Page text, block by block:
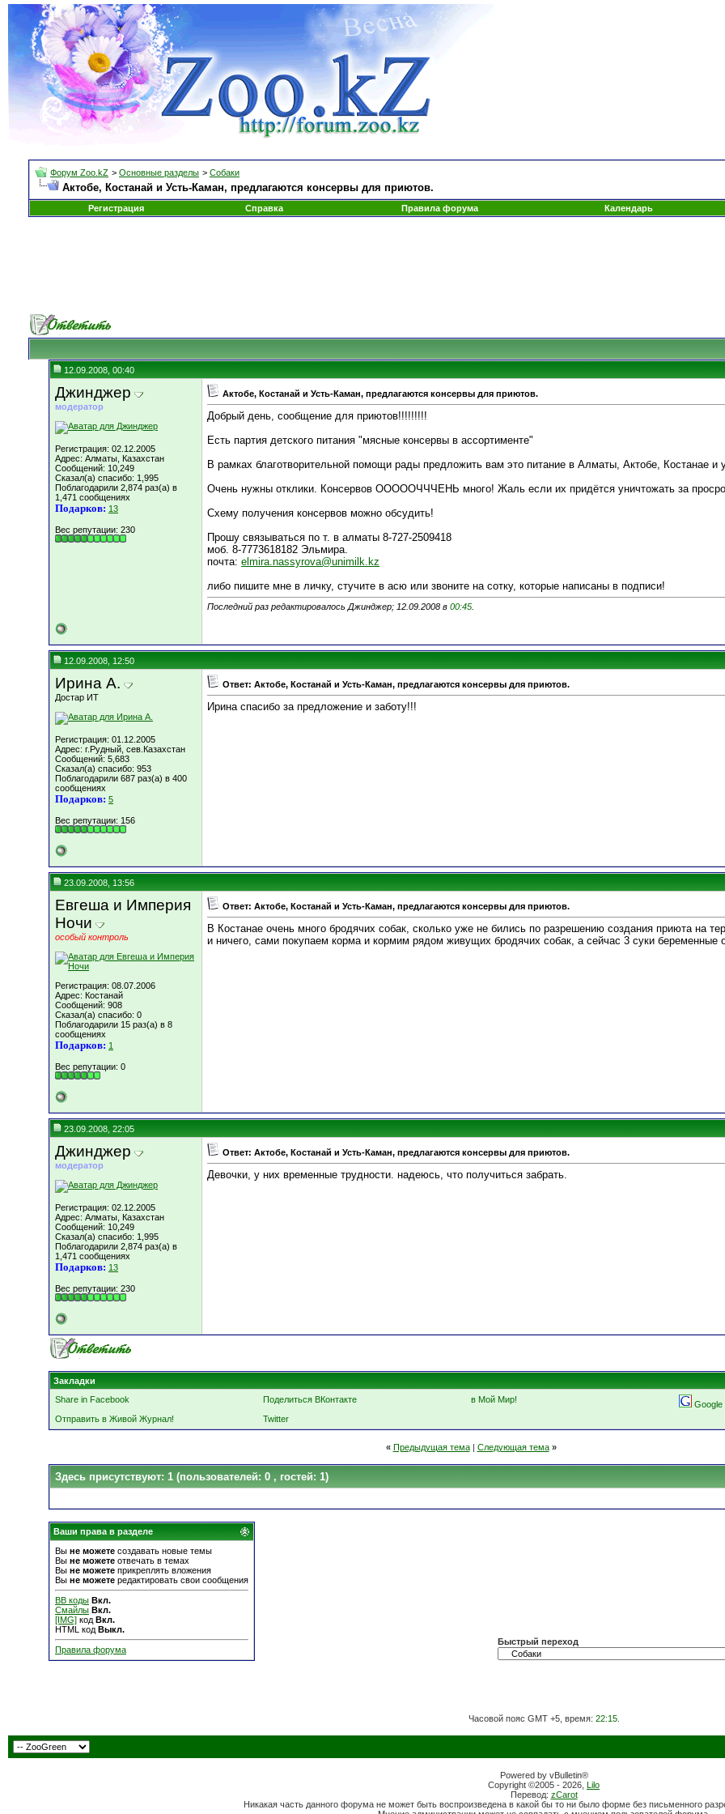
Форум Zoo.kZ > Основные разделы > Собаки
Актобе, Костанай и Усть-Каман, предлагаются консервы для приютов.
Регистрация Справка Правила форума Календарь
12.09.2008, 00:40
Джинджер
модератор
Регистрация: 02.12.2005
Адрес: Алматы, Казахстан
Сообщений: 10,249
Сказал(а) спасибо: 1,995
Поблагодарили 2,874 раз(а) в
1,471 сообщениях
Подарков: 13
Вес репутации: 230
Актобе, Костанай и Усть-Каман, предлагаются консервы для приютов.
Добрый день, сообщение для приютов!!!!!!!!!
Есть партия детского питания "мясные консервы в ассортименте"
В рамках благотворительной помощи рады предложить вам это питание в Алматы, Актобе, Костанае и
Очень нужны отклики. Консервов ОООООЧЧЧЕНЬ много! Жаль если их придётся уничтожать за
Схему получения консервов можно обсудить!
Прошу связываться по т. в алматы 8-727-2509418
моб. 8-7773618182 Эльмира.
почта: elmira.nassyrova@unimilk.kz
либо пишите мне в личку, стучите в асю или звоните на сотку, которые написаны в подписи!
Последний раз редактировалось Джинджер; 12.09.2008 в 00:45
12.09.2008, 12:50
Ирина А.
Достар ИТ
Регистрация: 01.12.2005
Адрес: г.Рудный, сев.Казахстан
Сообщений: 5,683
Сказал(а) спасибо: 953
Поблагодарили 687 раз(а) в 400
сообщениях
Подарков: 5
Вес репутации: 156
Ответ: Актобе, Костанай и Усть-Каман, предлагаются консервы для приютов.
Ирина спасибо за предложение и заботу!!!
23.09.2008, 13:56
Евгеша и Империя
Ночи
особый контроль
Регистрация: 08.07.2006
Адрес: Костанай
Сообщений: 908
Сказал(а) спасибо: 0
Поблагодарили 15 раз(а) в 8
сообщениях
Подарков: 1
Вес репутации: 0
Ответ: Актобе, Костанай и Усть-Каман, предлагаются консервы для приютов.
В Костанае очень много бродячих собак, сколько уже не бились по разрешению создания приюта на
и ничего, сами покупаем корма и кормим рядом живущих бродячих собак, а сейчас 3 суки беременные
23.09.2008, 22:05
Джинджер
модератор
Регистрация: 02.12.2005
Адрес: Алматы, Казахстан
Сообщений: 10,249
Сказал(а) спасибо: 1,995
Поблагодарили 2,874 раз(а) в
1,471 сообщениях
Подарков: 13
Вес репутации: 230
Ответ: Актобе, Костанай и Усть-Каман, предлагаются консервы для приютов.
Девочки, у них временные трудности. надеюсь, что получиться забрать.
Закладки
Share in Facebook
Поделиться ВКонтакте в Мой Мир!
Google
Отправить в Живой Журнал!
Twitter
« Предыдущая тема| Следующая тема »
Здесь присутствуют: 1 (пользователей: 0 , гостей: 1)
Ваши права в разделе
Вы не можете создавать новые темы
Вы не можете отвечать в темах
Вы не можете прикреплять вложения
Вы не можете редактировать свои сообщения
BB коды Вкл.
Смайлы Вкл.
[IMG] код Вкл.
HTML код Выкл.
Правила форума
Быстрый переход
Часовой пояс GMT +5, время: 22:15.
Powered by vBulletin®
Copyright ©2005 - 2026, Lilo
Перевод: zCarot
Никакая часть данного форума не может быть воспроизведена в какой бы то ни было форме без письменного